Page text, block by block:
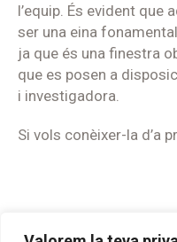
l’equip. És evident que
ser una eina
ja que és una finestra
que es posen a
i investigadora.
Si vols conèixer-la d’a